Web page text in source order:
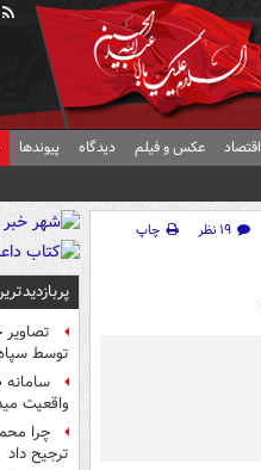
اقتصاد عکس و فیلم دیدگاه پیوندها
۱۹ نظر
چاپ
تصاویر
توسط
واقعیت
چرا
ترجیح داد